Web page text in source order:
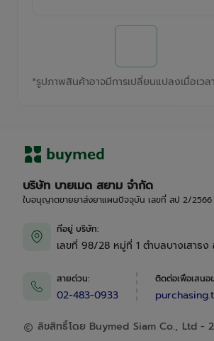
*รูปภาพสินค้าอาจมีการเปลี่ยนแปลงเมื่อเวล
บริษัท บายเมด สยาม จำกัด
ใบอนุญาตขายยาส่งยาแผนปัจจุบัน เลขที่ สป 2/2566
ที่อยู่ บริษัท:
เลขที่ 98/28 หมู่ที่ 1 ตำบลบางเสาธง
สายด่วน:
02-483-0933
ติดต่อเพื่อเสนอ
ลิขสิทธิ์โดย Buymed Siam Co., Ltd -